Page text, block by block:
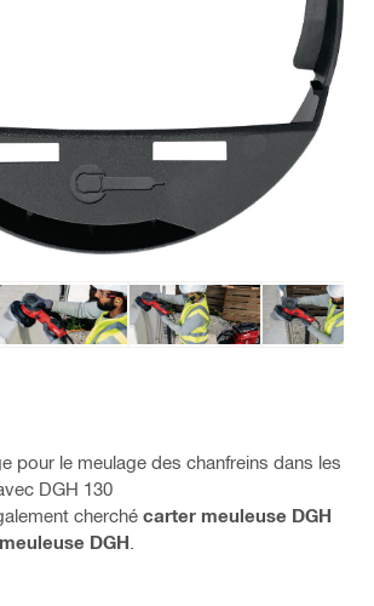
pour le meulage des chanfreins dans les
DGH 130
cherché carter meuleuse DGH
DGH